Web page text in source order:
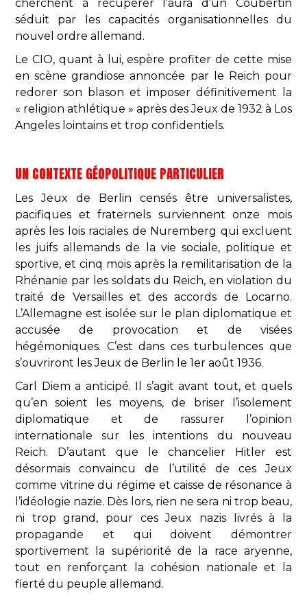
cherchent à récupérer l’aura d’un Coubertin
séduit par les capacités organisationnelles du
nouvel ordre allemand.
Le CIO, quant à lui, espère profiter de cette mise
en scène grandiose annoncée par le Reich pour
redorer son blason et imposer définitivement la
« religion athlétique » après des Jeux de 1932 à Los
Angeles lointains et trop confidentiels.
UN CONTEXTE GÉOPOLITIQUE PARTICULIER
Les Jeux de Berlin censés être universalistes,
pacifiques et fraternels surviennent onze mois
après les lois raciales de Nuremberg qui excluent
les juifs allemands de la vie sociale, politique et
sportive, et cinq mois après la remilitarisation de la
Rhénanie par les soldats du Reich, en violation du
traité de Versailles et des accords de Locarno.
L’Allemagne est isolée sur le plan diplomatique et
accusée de provocation et de visées
hégémoniques. C’est dans ces turbulences que
s’ouvriront les Jeux de Berlin le 1er août 1936.
Carl Diem a anticipé. Il s’agit avant tout, et quels
qu’en soient les moyens, de briser l’isolement
diplomatique et de rassurer l’opinion
internationale sur les intentions du nouveau
Reich. D’autant que le chancelier Hitler est
désormais convaincu de l’utilité de ces Jeux
comme vitrine du régime et caisse de résonance à
l’idéologie nazie. Dès lors, rien ne sera ni trop beau,
ni trop grand, pour ces Jeux nazis livrés à la
propagande et qui doivent démontrer
sportivement la supériorité de la race aryenne,
tout en renforçant la cohésion nationale et la
fierté du peuple allemand.